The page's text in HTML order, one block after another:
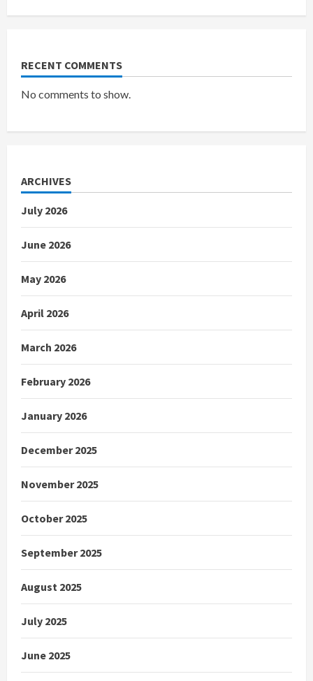
RECENT COMMENTS
No comments to show.
ARCHIVES
July 2026
June 2026
May 2026
April 2026
March 2026
February 2026
January 2026
December 2025
November 2025
October 2025
September 2025
August 2025
July 2025
June 2025